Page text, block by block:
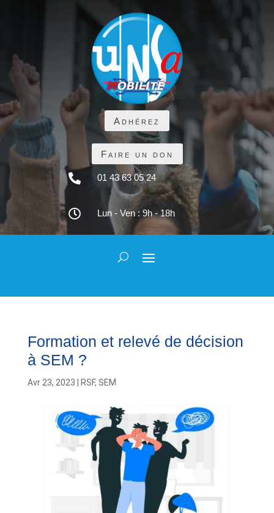
Adhérez
Faire un don
 01 43 63 05 24
 Lun - Ven : 9h - 18h
Formation et relevé de décision
à SEM ?
Avr 23, 2023 RSF, SEM